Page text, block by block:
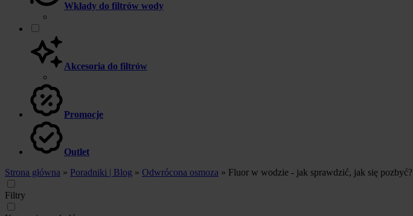
Wkłady do filtrów wody
Akcesoria do filtrów
Promocje
Outlet
Strona główna » Poradniki | Blog » Odwrócona osmoza » Fluor w wodzie - jak sprawdzić, jak się pozbyć?
Filtry